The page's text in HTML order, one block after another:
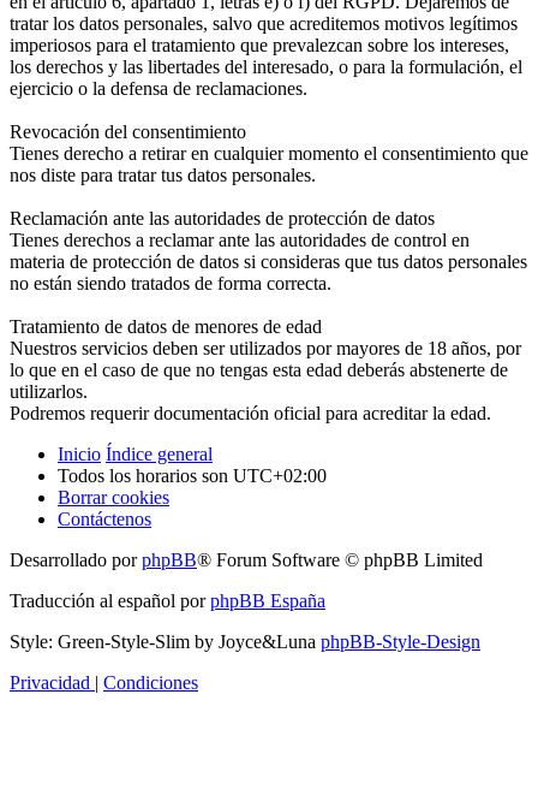
tratar los datos personales, salvo que acreditemos motivos legítimos
imperiosos para el tratamiento que prevalezcan sobre los intereses,
los derechos y las libertades del interesado, o para la formulación, el
ejercicio o la defensa de reclamaciones.
Revocación del consentimiento
Tienes derecho a retirar en cualquier momento el consentimiento que
nos diste para tratar tus datos personales.
Reclamación ante las autoridades de protección de datos
Tienes derechos a reclamar ante las autoridades de control en
materia de protección de datos si consideras que tus datos personales
no están siendo tratados de forma correcta.
Tratamiento de datos de menores de edad
Nuestros servicios deben ser utilizados por mayores de 18 años, por
lo que en el caso de que no tengas esta edad deberás abstenerte de
utilizarlos.
Podremos requerir documentación oficial para acreditar la edad.
Inicio Índice general
Todos los horarios son UTC+02:00
Borrar cookies
Contáctenos
Desarrollado porphpBB® Forum Software © phpBB Limited
Traducción al español porphpBB España
Style: Green-Style-Slim by Joyce&Luna phpBB-Style-Design
Privacidad | Condiciones